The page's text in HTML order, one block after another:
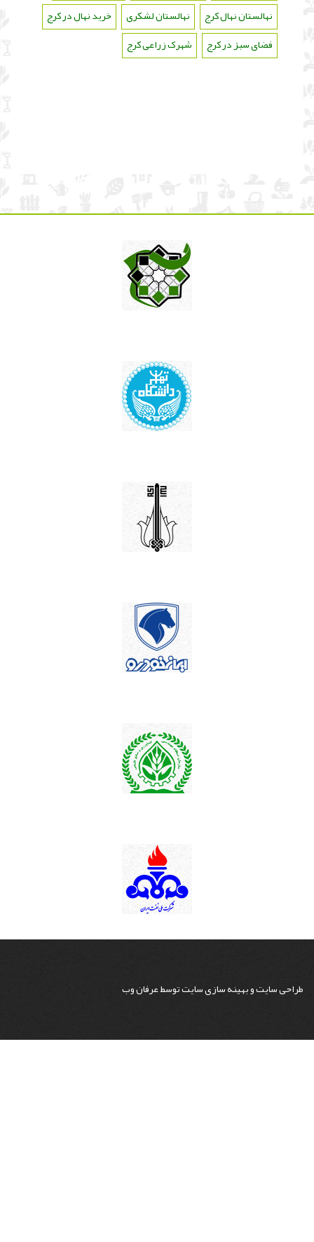
نهالستان نهال کرج
نهالستان لشکری خرید نهال در کرج
فضای سبز در کرج
شهرک زراعی کرج
طراحی سایتوبهینه سازی سایتتوسطعرفان وب